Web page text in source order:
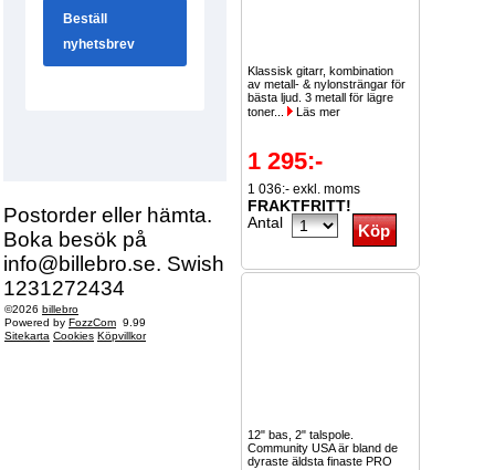
Postorder eller hämta.
Boka besök på
info@billebro.se. Swish
1231272434
©2026 billebro
Powered by FozzCom 9.99
Sitekarta Cookies Köpvillkor
Klassisk gitarr, kombination
av metall- & nylonsträngar för
bästa ljud. 3 metall för lägre
toner...
Läs mer
1 295:-
1 036:- exkl. moms
FRAKTFRITT!
Antal
12" bas, 2" talspole.
Community USA är bland de
dyraste äldsta finaste PRO